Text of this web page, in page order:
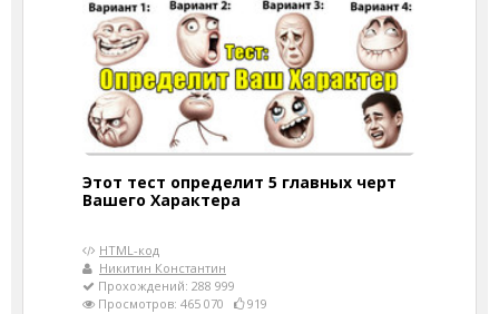
Этот тест определит 5 главных черт
Вашего Характера
HTML-код
Никитин Константин
Прохождений: 288 999
Просмотров: 465 070
919